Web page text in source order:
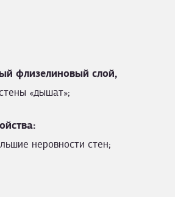
флизелиновый слой,
«дышат»;
неровности стен;